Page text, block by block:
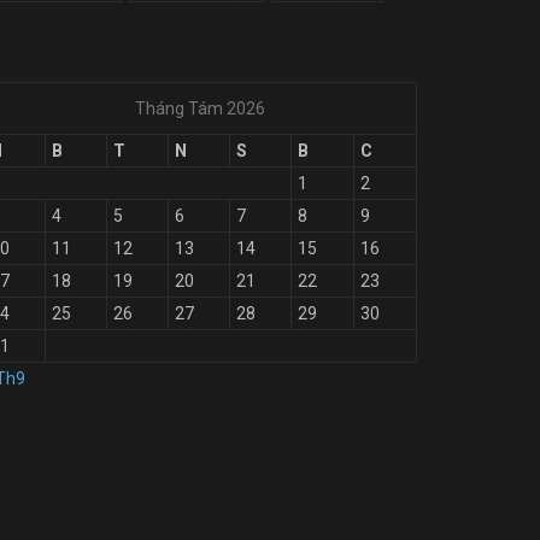
Tháng Tám 2026
B T N S B
C
1
2
4 5 6 7 8
9
11 12 13 14 15
16
18 19 20 21 22
23
25 26 27 28 29
30